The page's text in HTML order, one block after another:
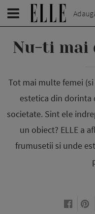
Nu-ti mai
Tot mai multe femei
estetica din dorinta
societate. Sint ele
un obiect? ELLE a
frumusetii si unde